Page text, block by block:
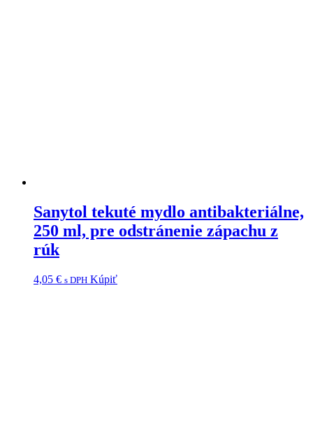
Sanytol tekuté mydlo antibakteriálne,
250 ml, pre odstránenie zápachu z
rúk
4,05 € s DPH Kúpiť